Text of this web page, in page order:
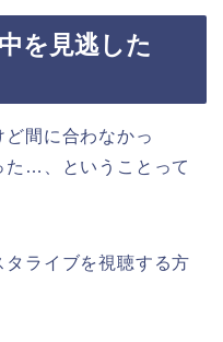
を見逃した
間に合わなかっ
…、ということって
タライブを視聴する方